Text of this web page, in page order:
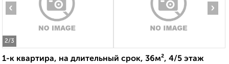
2/3
‹ ›
1-к квартира, на длительный срок, 36м², 4/5 этаж